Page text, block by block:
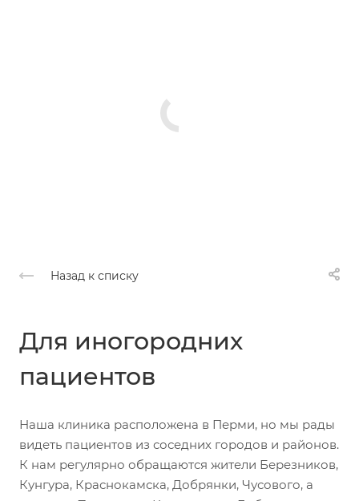
Назад к списку
Для иногородних
пациентов
Наша клиника расположена в Перми, но мы рады
видеть пациентов из соседних городов и районов.
К нам регулярно обращаются жители Березников,
Кунгура, Краснокамска, Добрянки, Чусового, а